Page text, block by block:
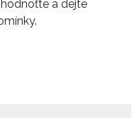
a dejte